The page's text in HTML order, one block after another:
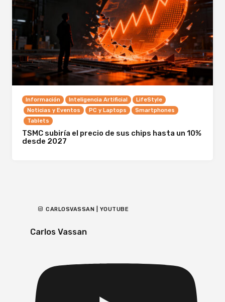
Información Inteligencia Artificial
LifeStyle
Noticias y Eventos
PC y Laptops
Smartphones
Tablets
TSMC subiría el precio de sus chips hasta un 10%
desde 2027
CARLOSVASSAN | YOUTUBE
Carlos Vassan